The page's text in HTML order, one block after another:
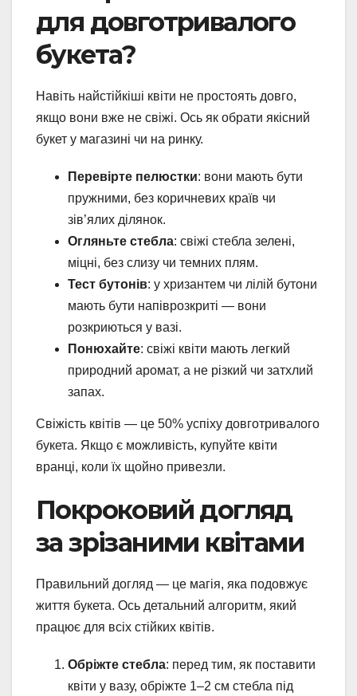
для довготривалого
букета?
Навіть найстійкіші квіти не простоять довго,
якщо вони вже не свіжі. Ось як обрати якісний
букет у магазині чи на ринку.
Перевірте пелюстки: вони мають бути
пружними, без коричневих країв чи
зів’ялих ділянок.
Огляньте стебла: свіжі стебла зелені,
міцні, без слизу чи темних плям.
Тест бутонів: у хризантем чи лілій бутони
мають бути напіврозкриті — вони
розкриються у вазі.
Понюхайте: свіжі квіти мають легкий
природний аромат, а не різкий чи затхлий
запах.
Свіжість квітів — це 50% успіху довготривалого
букета. Якщо є можливість, купуйте квіти
вранці, коли їх щойно привезли.
Покроковий догляд
за зрізаними квітами
Правильний догляд — це магія, яка подовжує
життя букета. Ось детальний алгоритм, який
працює для всіх стійких квітів.
Обріжте стебла: перед тим, як поставити
квіти у вазу, обріжте 1–2 см стебла під